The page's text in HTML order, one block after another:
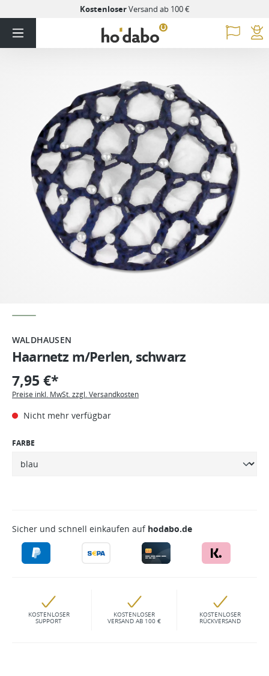
KostenloserVersand ab 100 €
WALDHAUSEN
Haarnetz m/Perlen, schwarz
7,95 €*
Preise inkl. MwSt. zzgl. Versandkosten
Nicht mehr verfügbar
FARBE
Sicher und schnell einkaufen auf hodabo.de
KOSTENLOSER
SUPPORT
KOSTENLOSER
VERSAND AB 100 €
KOSTENLOSER
RÜCKVERSAND